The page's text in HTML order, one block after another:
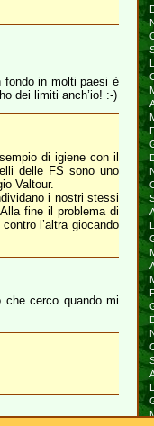
fondo in molti paesi è
dei limiti anch’io! :-)
di igiene con il
delle FS sono uno
Valtour.
i nostri stessi
fine il problema di
l’altra giocando
che cerco quando mi